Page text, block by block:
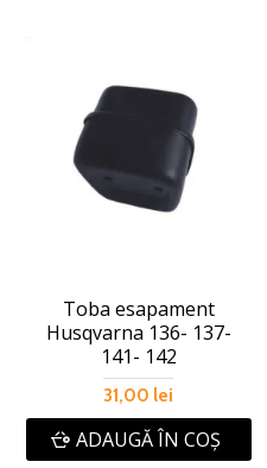
Toba esapament
Husqvarna 136- 137-
141- 142
31,00 lei
ADAUGĂ ÎN COŞ